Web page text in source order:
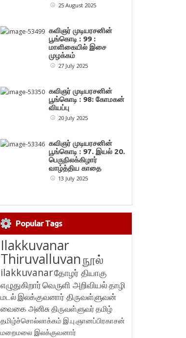
25 August 2025
கவிஞர் முடியரசனின்
பூங்கொடி : 99 :
மாளிகையில் இசை
முழக்கம்
27 July 2025
கவிஞர் முடியரசனின்
பூங்கொடி : 98: கோமகன்
வியப்பு
20 July 2025
கவிஞர் முடியரசனின்
பூங்கொடி : 97. இயல் 20.
பெருநிலக்கிழார்
வாழ்த்திய காதை
13 July 2025
Popular Tags
Ilakkuvanar
Thiruvalluvanநூல்
ilakkuvanarதோழர் தியாகு
எழுதுகிறார்வெருளி அறிவியல்தாழி
மடல்இலக்குவனார் திருவள்ளுவன்
வைகை அனிசுதிருவள்ளுவர்தமிழ்
தமிழ்ச்சொல்லாக்கம் இ.பு.ஞானப்பிரகாசன்
மறைமலை இலக்குவனார்